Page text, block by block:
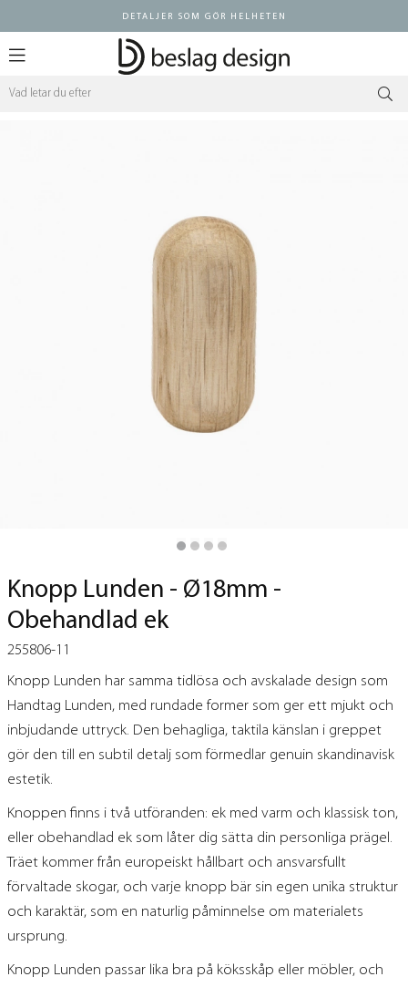
DETALJER SOM GÖR HELHETEN
Knopp Lunden - Ø18mm -
Obehandlad ek
255806-11
Knopp Lunden har samma tidlösa och avskalade design som
Handtag Lunden, med rundade former som ger ett mjukt och
inbjudande uttryck. Den behagliga, taktila känslan i greppet
gör den till en subtil detalj som förmedlar genuin skandinavisk
estetik.
Knoppen finns i två utföranden: ek med varm och klassisk ton,
eller obehandlad ek som låter dig sätta din personliga prägel.
Träet kommer från europeiskt hållbart och ansvarsfullt
förvaltade skogar, och varje knopp bär sin egen unika struktur
och karaktär, som en naturlig påminnelse om materialets
ursprung.
Knopp Lunden passar lika bra på köksskåp eller möbler, och